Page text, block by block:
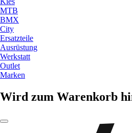
MTB
BMX
City
Ersatzteile
Ausrüstung
Werkstatt
Outlet
Marken
Wird zum Warenkorb